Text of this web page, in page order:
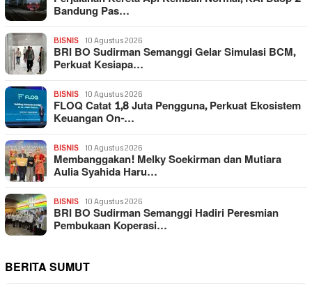
Bandung Pas…
BISNIS 10 Agustus 2026
BRI BO Sudirman Semanggi Gelar Simulasi BCM,
Perkuat Kesiapa…
BISNIS 10 Agustus 2026
FLOQ Catat 1,8 Juta Pengguna, Perkuat Ekosistem
Keuangan On-…
BISNIS 10 Agustus 2026
Membanggakan! Melky Soekirman dan Mutiara
Aulia Syahida Haru…
BISNIS 10 Agustus 2026
BRI BO Sudirman Semanggi Hadiri Peresmian
Pembukaan Koperasi…
BERITA SUMUT